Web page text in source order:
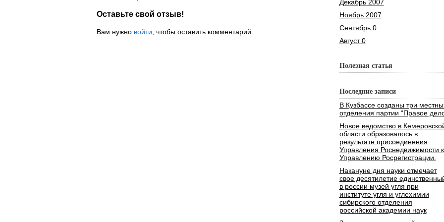
Оставьте свой отзыв!
Вам нужно войти , чтобы оставить комментарий.
Декабрь 2007
Ноябрь 2007
Сентябрь 0
Август 0
Полезная статья
Последние записи
В Кузбассе созданы три
отделения партии “Правое
Новое ведомство в
области образовалось в
результате присоединения
Управления Роснедвижимости к
Управлению Росрегистрации.
Накануне дня науки отмечает
свое десятилетие
в россии музей угля при
институте угля и углехимии
сибирского отделения
российской академии наук